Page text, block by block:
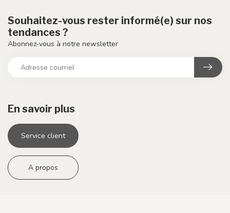
En savoir plus
Service client
A propos
Souhaitez-vous rester informé(e) sur nos
tendances ?
Abonnez-vous à notre newsletter